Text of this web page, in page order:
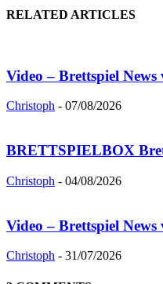
RELATED ARTICLES
Video – Brettspiel
Christoph - 07/08/2026
BRETTSPIELBOX
Christoph - 04/08/2026
Video – Brettspiel
Christoph - 31/07/2026